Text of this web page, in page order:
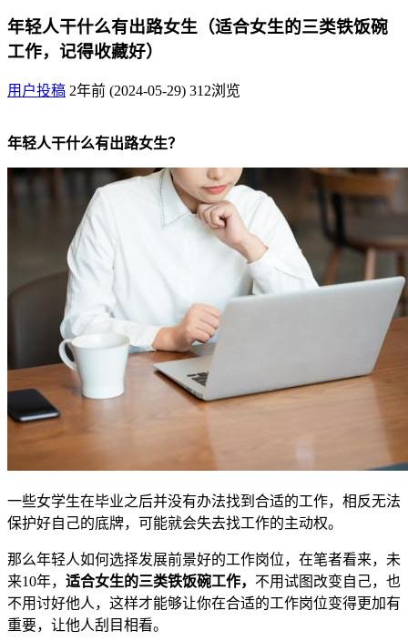
年轻人干什么有出路女生（适合女生的三类铁饭碗
工作，记得收藏好）
用户投稿 2年前 (2024-05-29) 312浏览
年轻人干什么有出路女生？
一些女学生在毕业之后并没有办法找到合适的工作，相反无法
保护好自己的底牌，可能就会失去找工作的主动权。
那么年轻人如何选择发展前景好的工作岗位，在笔者看来，未
来10年， 适合女生的三类铁饭碗工作， 不用试图改变自己，也
不用讨好他人，这样才能够让你在合适的工作岗位变得更加有
重要，让他人刮目相看。